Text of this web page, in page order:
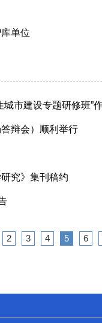
单位
市建设专题研修班”
辩会）顺利举行
究》集刊稿约
2 3 4 5 6